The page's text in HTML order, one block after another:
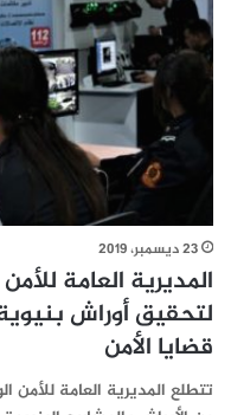
23 ديسمبر، 2019
لتحقيق أوراش
قضايا الأمن